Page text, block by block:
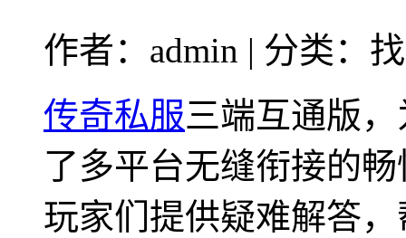
作者：admin | 分类：
传奇私服三端互通版
了多平台无缝衔接的
玩家们提供疑难解答